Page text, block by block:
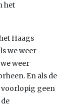
het
Haags
we weer
weer
En als de
voorlopig geen